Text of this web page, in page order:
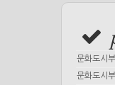
문화도시
문화도시